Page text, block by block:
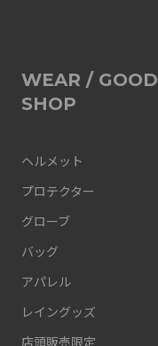
WEAR /
SHOP
ヘルメット
プロテクター
グローブ
バッグ
アパレル
レイングッズ
店頭販売限定